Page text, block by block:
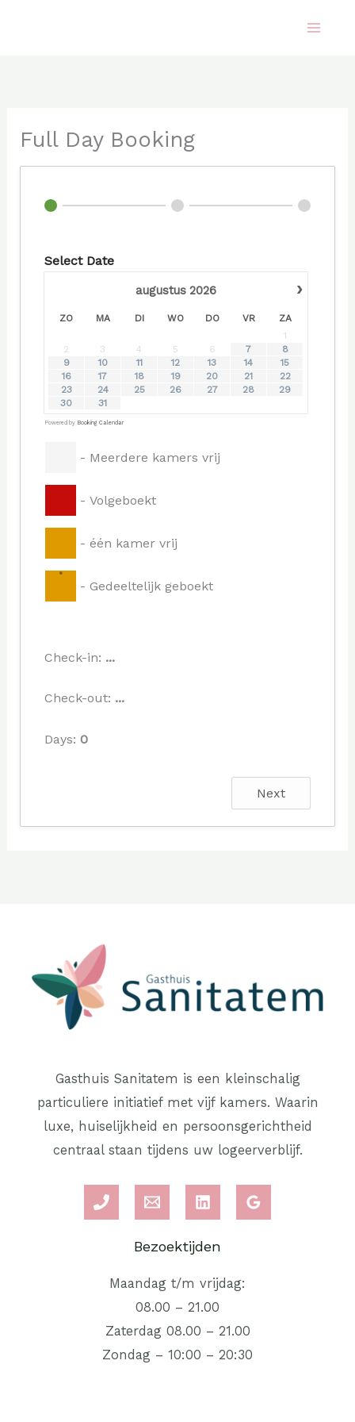
Full Day Booking
Select Date
›
augustus 2026
ZO MA DI WO DO VR
ZA
1
2
3 4 5 6 7
8
9
10 11 12 13 14
15
16
17 18 19 20 21
22
23
24 25 26 27 28
29
30
31
Powered by Booking Calendar
- Meerdere kamers vrij
- Volgeboekt
- één kamer vrij
·
- Gedeeltelijk geboekt
Check-in: ...
Check-out: ...
Days:0
Next
Gasthuis Sanitatem is een kleinschalig
particuliere initiatief met vijf kamers. Waarin
luxe, huiselijkheid en persoonsgerichtheid
centraal staan tijdens uw logeerverblijf.
Bezoektijden
Maandag t/m vrijdag:
08.00 – 21.00
Zaterdag 08.00 – 21.00
Zondag – 10:00 – 20:30